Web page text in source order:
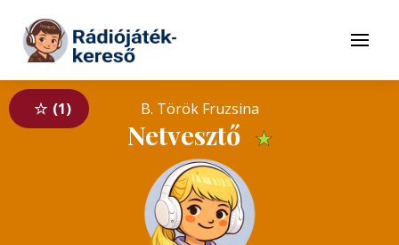
Tovább a tartalomhoz
Menü
1 B. Török Fruzsina
Netvesztő ★